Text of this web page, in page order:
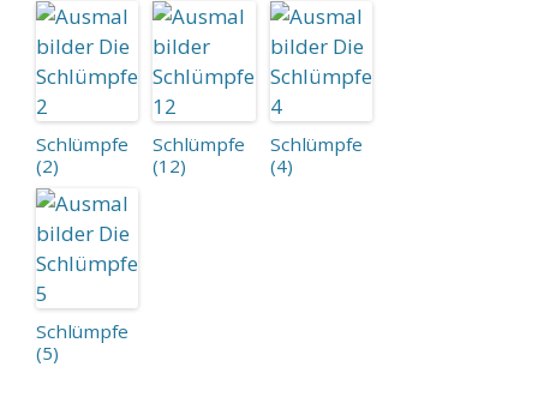
Schlümpfe
(2)
Schlümpfe
(12)
Schlümpfe
(4)
Schlümpfe
(5)